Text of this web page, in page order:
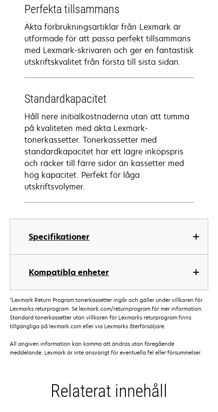
Specifikationer
Kompatibla enheter
Perfekta tillsammans
Äkta förbrukningsartiklar från Lexmark är
utformade för att passa perfekt tillsammans
med Lexmark-skrivaren och ger en fantastisk
utskriftskvalitet från första till sista sidan.
Standardkapacitet
Håll nere initialkostnaderna utan att tumma
på kvaliteten med äkta Lexmark-
tonerkassetter. Tonerkassetter med
standardkapacitet har ett lägre inköpspris
och räcker till färre sidor än kassetter med
hög kapacitet. Perfekt för låga
utskriftsvolymer.
†Lexmark Return Program tonerkassetter ingår och gäller under villkoren för
Lexmarks returprogram. Se lexmark.com/returnprogram för mer information.
Standard tonerkassetter utan villkoren för Lexmarks returprogram finns
tillgängliga på lexmark.com eller via Lexmarks återförsäljare.
All angiven information kan komma att ändras utan föregående
meddelande. Lexmark är inte ansvarigt för eventuella fel eller försummelser.
Relaterat innehåll